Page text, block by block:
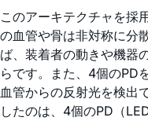
このアーキテクチャを採
の血管や骨は非対称に分
ば、装着者の動きや機器
らです。また、4個のPD
血管からの反射光を検出
したのは、4個のPD（